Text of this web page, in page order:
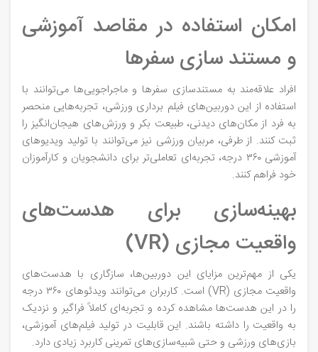
امکان استفاده در مقاصد آموزشی
و مستند سازی سفرها
افراد علاقه‌مند به مستندسازی سفرها و ماجراجویی‌ها می‌توانند با
استفاده از این دوربین‌های فیلم برداری ورزشی، تجربه‌هایی منحصر
به‌ فرد از مکان‌های دیدنی، طبیعت بکر و ورزش‌های هیجان‌انگیز را
ثبت کنند. از طرفی، مربیان ورزشی نیز می‌توانند با تولید ویدیوهای
آموزشی ۳۶۰ درجه، تجربه‌ای تعاملی‌تر برای دانشجویان و کارآموزان
خود فراهم کنند.
بهینه‌سازی برای هدست‌های
واقعیت مجازی (VR)
یکی از مهم‌ترین مزایای این دوربین‌ها، سازگاری با هدست‌های
واقعیت مجازی (VR) است. کاربران می‌توانند ویدئوهای ۳۶۰ درجه
را در این هدست‌ها مشاهده کرده و تجربه‌ای کاملاً فراگیر و نزدیک
به واقعیت را داشته باشند. این قابلیت در تولید فیلم‌های آموزشی،
بازی‌های ورزشی و حتی شبیه‌سازی‌های تمرینی کاربرد زیادی دارد.